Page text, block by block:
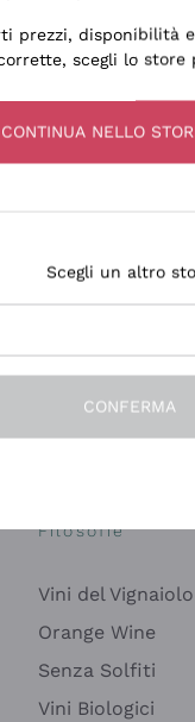
il
Filosofie
Vini del Vignaiolo
Orange Wine
Senza Solfiti
Vini Biologici
prezzi, disponibilità
scegli lo store
CONTINUA NELLO
Scegli un altro
CONFERMA